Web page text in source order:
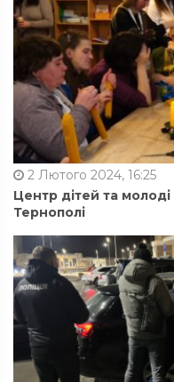
2 Лютого 2024, 16:25
Центр дітей та молоді
Тернополі